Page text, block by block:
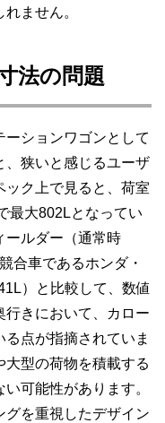
ません。
法の問題
ーションワゴンとして
、狭いと感じるユーザ
ック上で見ると、荷室
最大802Lとなってい
ールダー（通常時
合車であるホンダ・
）と比較して、数値
行きにおいて、カロー
点が指摘されていま
型の荷物を積載する
可能性があります。
グを重視したデザイン